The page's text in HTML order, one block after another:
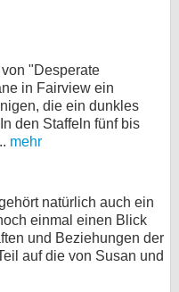
"Desperate
in Fairview ein
die ein dunkles
den Staffeln fünf bis
mehr
natürlich auch ein
einmal einen Blick
und Beziehungen der
auf die von Susan und